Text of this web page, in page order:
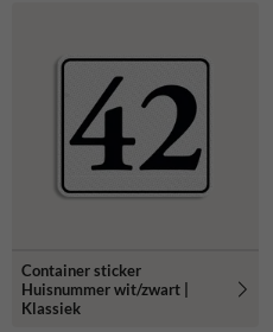
Container sticker
Huisnummer wit/zwart |
Klassiek